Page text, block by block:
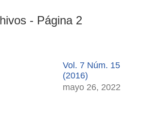
- Página 2
Vol. 7 Núm. 15
(2016)
mayo 26, 2022